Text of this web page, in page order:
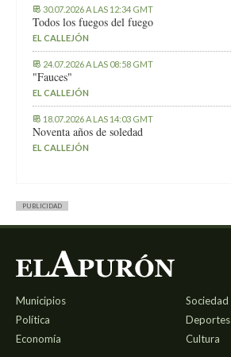
30.07.2026 A LAS 12:34 GMT
Todos los fuegos del fuego
EL CALLEJÓN
24.07.2026 A LAS 08:58 GMT
"Fauces"
EL CALLEJÓN
18.07.2026 A LAS 14:03 GMT
Noventa años de soledad
EL CALLEJÓN
PUBLICIDAD
Municipios
Política
Economía
Sociedad
Deportes
Cultura